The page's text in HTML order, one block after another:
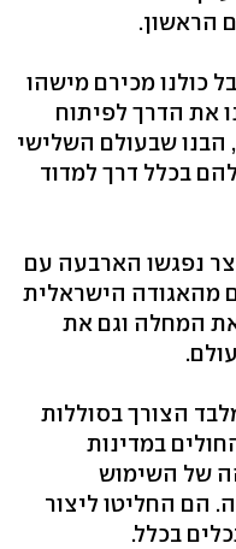
הראשון.
כולנו מכירם מישהו
את הדרך לפיתוח
הבנו שבעולם השלישי
בכלל דרך למדוד
נפגשו הארבעה עם
מהאגודה הישראלית
המחלה וגם את
הצורך בסוללות
במדינות
של השימוש
הם החליטו ליצור
בכלל.